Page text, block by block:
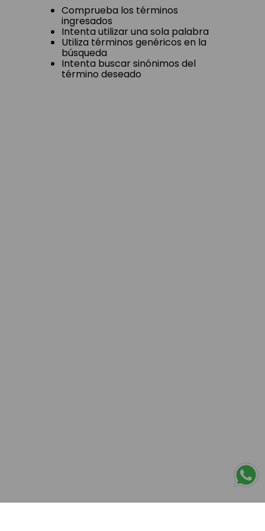
Comprueba los términos
ingresados
Intenta utilizar una sola palabra
Utiliza términos genéricos en la
búsqueda
Intenta buscar sinónimos del
término deseado